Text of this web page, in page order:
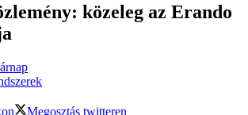
közeleg az Erando
Megosztás twitteren